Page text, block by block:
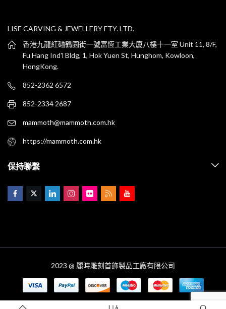
LISE CARVING & JEWELLERY FTY. LTD.
香港九龍紅磡鶴園街一號富恆工業大廈八樓十一室 Unit 11, 8/F,
Fu Hang Ind'l Bldg, 1, Hok Yuen St, Hunghom, Kowloon,
HongKong.
852-2362 6572
852-2334 2687
mammoth@mammoth.com.hk
https://mammoth.com.hk
保持聯繫
2023 @ 麗時雕刻首飾製品工廠有限公司